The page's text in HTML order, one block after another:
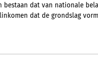
dat van nationale
dat de grondslag